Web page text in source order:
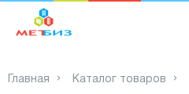
Главная Каталог товаров